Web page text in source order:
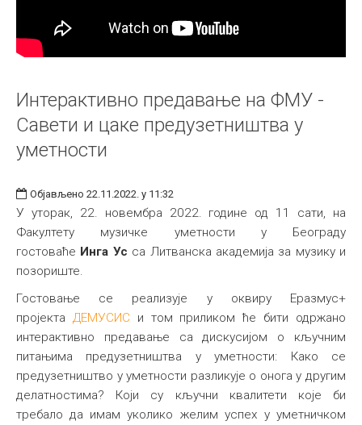
Интерактивно предавање на ФМУ -
Савети и цаке предузетништва у
уметности
Објављено 22.11.2022. у 11:32
У уторак, 22. новембра 2022. године од 11 сати, на
Факултету музичке уметности у Београду
гостоваће Инга Ус са Литванска академија за музику и
позориште.
Гостовање се реализује у оквиру Еразмус+
пројекта ДЕМУСИС и том приликом ће бити одржано
интерактивно предавање са дискусијом о кључним
питањима предузетништва у уметности: Како се
предузетништво у уметности разликује о онога у другим
делатностима? Који су кључни квалитети које би
требало да имам уколико желим успех у уметничком